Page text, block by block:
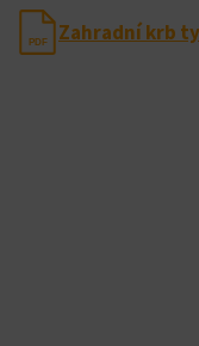
PDF Zahradní krb